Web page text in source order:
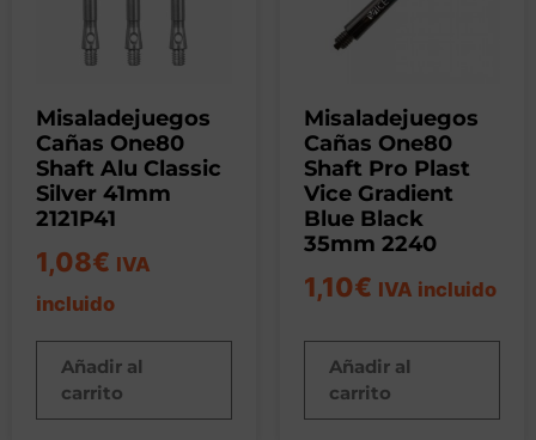
Misaladejuegos
Cañas One80
Shaft Alu Classic
Silver 41mm
2121P41
1,08€ IVA
incluido
Añadir al
carrito
Misaladejuegos
Cañas One80
Shaft Pro Plast
Vice Gradient
Blue Black
35mm 2240
1,10€ IVA incluido
Añadir al
carrito